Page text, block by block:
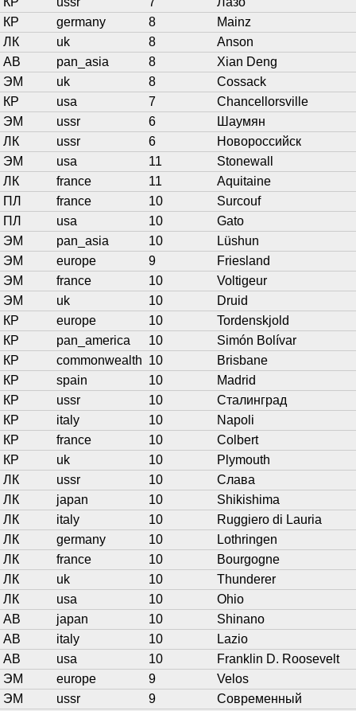
КР
germany 8
Mainz
ЛК
uk 8
Anson
АВ
pan_asia 8
Xian Deng
ЭМ
uk 8
Cossack
КР
usa 7
Chancellorsville
ЭМ
ussr 6
Шаумян
ЛК
ussr 6
Новороссийск
ЭМ
usa 11
Stonewall
ЛК
france 11
Aquitaine
ПЛ
france 10
Surcouf
ПЛ
usa 10
Gato
ЭМ
pan_asia 10
Lüshun
ЭМ
europe 9
Friesland
ЭМ
france 10
Voltigeur
ЭМ
uk 10
Druid
КР
europe 10
Tordenskjold
КР
pan_america 10
Simón Bolívar
КР
commonwealth 10
Brisbane
КР
spain 10
Madrid
КР
ussr 10
Сталинград
КР
italy 10
Napoli
КР
france 10
Colbert
КР
uk 10
Plymouth
ЛК
ussr 10
Слава
ЛК
japan 10
Shikishima
ЛК
italy 10
Ruggiero di Lauria
ЛК
germany 10
Lothringen
ЛК
france 10
Bourgogne
ЛК
uk 10
Thunderer
ЛК
usa 10
Ohio
АВ
japan 10
Shinano
АВ
italy 10
Lazio
АВ
usa 10
Franklin D. Roosevelt
ЭМ
europe 9
Velos
ЭМ
ussr 9
Современный